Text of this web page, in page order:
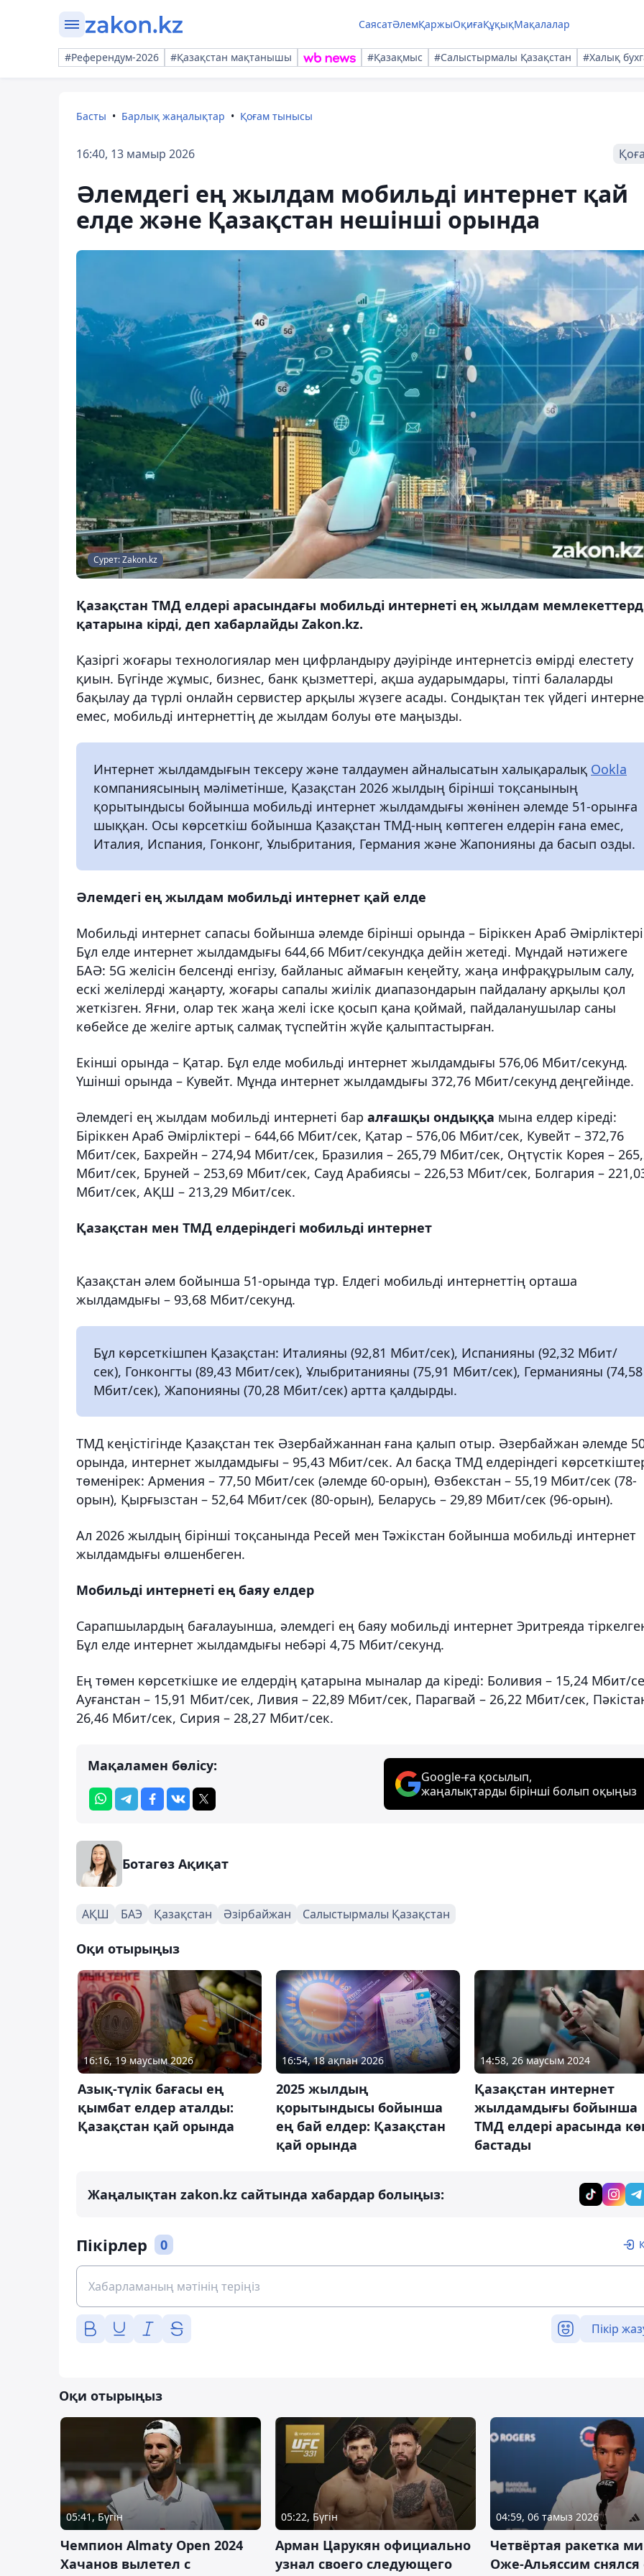
СаясатӘлемҚаржыОқиғаҚұқықМақалалар
#Референдум-2026 #Қазақстан мақтанышы #Қазақмыс #Салыстырмалы Қазақстан #Халық
Басты Барлық жаңалықтар Қоғам тынысы
16:40, 13 мамыр 2026
Әлемдегі ең жылдам мобильді интернет қай
елде және Қазақстан нешінші орында
Сурет: Zakon.kz
Қазақстан ТМД елдері арасындағы мобильді интернеті ең жылдам
қатарына кірді, деп хабарлайды Zakon.kz.
Қазіргі жоғары технологиялар мен цифрландыру дәуірінде интернетсіз өмірді елестету
қиын. Бүгінде жұмыс, бизнес, банк қызметтері, ақша аударымдары, тіпті балаларды
бақылау да түрлі онлайн сервистер арқылы жүзеге асады. Сондықтан тек үйдегі
емес, мобильді интернеттің де жылдам болуы өте маңызды.
Интернет жылдамдығын тексеру және талдаумен айналысатын халықаралық Ookla
компаниясының мәліметінше, Қазақстан 2026 жылдың бірінші тоқсанының
қорытындысы бойынша мобильді интернет жылдамдығы жөнінен әлемде 51-орынға
шыққан. Осы көрсеткіш бойынша Қазақстан ТМД-ның көптеген елдерін ғана емес,
Италия, Испания, Гонконг, Ұлыбритания, Германия және Жапонияны да басып озды.
Әлемдегі ең жылдам мобильді интернет қай елде
Мобильді интернет сапасы бойынша әлемде бірінші орында – Біріккен Араб
Бұл елде интернет жылдамдығы 644,66 Мбит/секундқа дейін жетеді. Мұндай нәтижеге
БАӘ: 5G желісін белсенді енгізу, байланыс аймағын кеңейту, жаңа инфрақұрылым салу,
ескі желілерді жаңарту, жоғары сапалы жиілік диапазондарын пайдалану арқылы қол
жеткізген. Яғни, олар тек жаңа желі іске қосып қана қоймай, пайдаланушылар саны
көбейсе де желіге артық салмақ түспейтін жүйе қалыптастырған.
Екінші орында – Қатар. Бұл елде мобильді интернет жылдамдығы 576,06 Мбит/секунд.
Үшінші орында – Кувейт. Мұнда интернет жылдамдығы 372,76 Мбит/секунд деңгейінде.
Әлемдегі ең жылдам мобильді интернеті бар алғашқы ондыққа мына елдер кіреді:
Біріккен Араб Әмірліктері – 644,66 Мбит/сек, Қатар – 576,06 Мбит/сек, Кувейт – 372,76
Мбит/сек, Бахрейн – 274,94 Мбит/сек, Бразилия – 265,79 Мбит/сек, Оңтүстік Корея –
Мбит/сек, Бруней – 253,69 Мбит/сек, Сауд Арабиясы – 226,53 Мбит/сек, Болгария –
Мбит/сек, АҚШ – 213,29 Мбит/сек.
Қазақстан мен ТМД елдеріндегі мобильді интернет
Қазақстан әлем бойынша 51-орында тұр. Елдегі мобильді интернеттің орташа
жылдамдығы – 93,68 Мбит/секунд.
Бұл көрсеткішпен Қазақстан: Италияны (92,81 Мбит/сек), Испанияны (92,32 Мбит/
сек), Гонконгты (89,43 Мбит/сек), Ұлыбританияны (75,91 Мбит/сек), Германияны (74,58
Мбит/сек), Жапонияны (70,28 Мбит/сек) артта қалдырды.
ТМД кеңістігінде Қазақстан тек Әзербайжаннан ғана қалып отыр. Әзербайжан әлемде
орында, интернет жылдамдығы – 95,43 Мбит/сек. Ал басқа ТМД елдеріндегі
төменірек: Армения – 77,50 Мбит/сек (әлемде 60-орын), Өзбекстан – 55,19 Мбит/сек (78-
орын), Қырғызстан – 52,64 Мбит/сек (80-орын), Беларусь – 29,89 Мбит/сек (96-орын).
Ал 2026 жылдың бірінші тоқсанында Ресей мен Тәжікстан бойынша мобильді интернет
жылдамдығы өлшенбеген.
Мобильді интернеті ең баяу елдер
Сарапшылардың бағалауынша, әлемдегі ең баяу мобильді интернет Эритреяда
Бұл елде интернет жылдамдығы небәрі 4,75 Мбит/секунд.
Ең төмен көрсеткішке ие елдердің қатарына мыналар да кіреді: Боливия – 15,24 Мбит/
Ауғанстан – 15,91 Мбит/сек, Ливия – 22,89 Мбит/сек, Парагвай – 26,22 Мбит/сек,
26,46 Мбит/сек, Сирия – 28,27 Мбит/сек.
Мақаламен бөлісу:
Google-ға қосылып,
жаңалықтарды бірінші болып оқыңыз
Ботагөз Ақиқат
АҚШ БАЭ Қазақстан Әзірбайжан Салыстырмалы Қазақстан
Оқи отырыңыз
16:16, 19 маусым 2026
Азық-түлік бағасы ең
қымбат елдер аталды:
Қазақстан қай орында
16:54, 18 ақпан 2026
2025 жылдың
қорытындысы бойынша
ең бай елдер: Қазақстан
қай орында
14:58, 26 маусым 2024
Қазақстан интернет
жылдамдығы бойынша
ТМД елдері арасында
бастады
Жаңалықтан zakon.kz сайтында хабардар болыңыз:
Пікірлер 0
Пікір
Оқи отырыңыз
05:41, Бүгін
Чемпион Almaty Open 2024
Хачанов вылетел с
05:22, Бүгін
Арман Царукян официально
узнал своего следующего
04:59, 06 тамыз 2026
Четвёртая ракетка
Оже-Альяссим снялся